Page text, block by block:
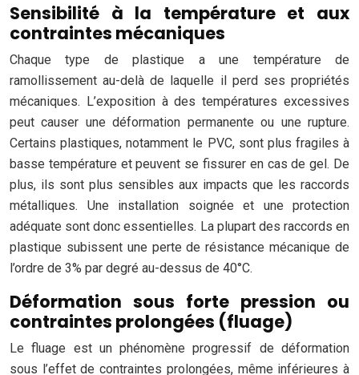
Sensibilité à la température et aux
contraintes mécaniques
Chaque type de plastique a une température de
ramollissement au-delà de laquelle il perd ses propriétés
mécaniques. L’exposition à des températures excessives
peut causer une déformation permanente ou une rupture.
Certains plastiques, notamment le PVC, sont plus fragiles à
basse température et peuvent se fissurer en cas de gel. De
plus, ils sont plus sensibles aux impacts que les raccords
métalliques. Une installation soignée et une protection
adéquate sont donc essentielles. La plupart des raccords en
plastique subissent une perte de résistance mécanique de
l’ordre de 3% par degré au-dessus de 40°C.
Déformation sous forte pression ou
contraintes prolongées (fluage)
Le fluage est un phénomène progressif de déformation
sous l’effet de contraintes prolongées, même inférieures à